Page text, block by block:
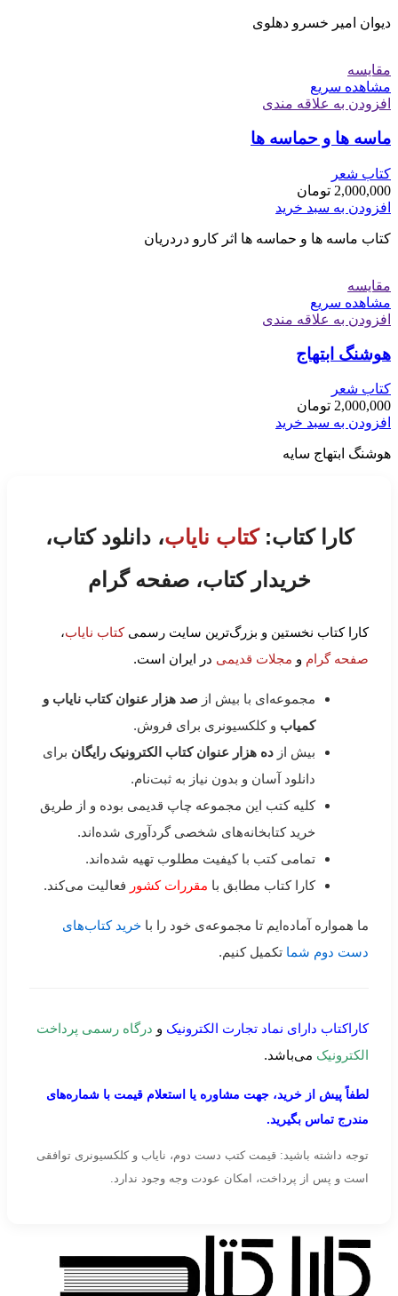
دیوان امیر خسرو دهلوی
مقایسه
مشاهده سریع
افزودن به علاقه مندی
ماسه ها و حماسه ها
کتاب شعر
2,000,000 تومان
افزودن به سبد خرید
کتاب ماسه ها و حماسه ها اثر کارو دردریان
مقایسه
مشاهده سریع
افزودن به علاقه مندی
هوشنگ ابتهاج
کتاب شعر
2,000,000 تومان
افزودن به سبد خرید
هوشنگ ابتهاج سایه
کارا کتاب:کتاب نایاب، دانلود کتاب،
خریدار کتاب، صفحه گرام
کارا کتاب نخستین و بزرگ‌ترین سایت رسمیکتاب نایاب،
صفحه گرام و مجلات قدیمی در ایران است.
مجموعه‌ای با بیش از صد هزار عنوان کتاب نایاب و
کمیاب و کلکسیونری برای فروش.
بیش از ده هزار عنوان کتاب الکترونیک رایگان برای
دانلود آسان و بدون نیاز به ثبت‌نام.
کلیه کتب این مجموعه چاپ قدیمی بوده و از طریق
خرید کتابخانه‌های شخصی گردآوری شده‌اند.
تمامی کتب با کیفیت مطلوب تهیه شده‌اند.
کارا کتاب مطابق با مقررات کشور فعالیت می‌کند.
ما همواره آماده‌ایم تا مجموعه‌ی خود را با خرید کتاب‌های
دست دوم شما تکمیل کنیم.
کاراکتاب دارای نماد تجارت الکترونیک و درگاه رسمی پرداخت
الکترونیک می‌باشد.
لطفاً پیش از خرید، جهت مشاوره یا استعلام قیمت با شماره‌های
مندرج تماس بگیرید.
توجه داشته باشید: قیمت کتب دست دوم، نایاب و کلکسیونری توافقی
است و پس از پرداخت، امکان عودت وجه وجود ندارد.